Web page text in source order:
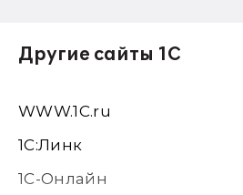
Другие сайты 1С
WWW.1С.ru
1С:Линк
1С-Онлайн